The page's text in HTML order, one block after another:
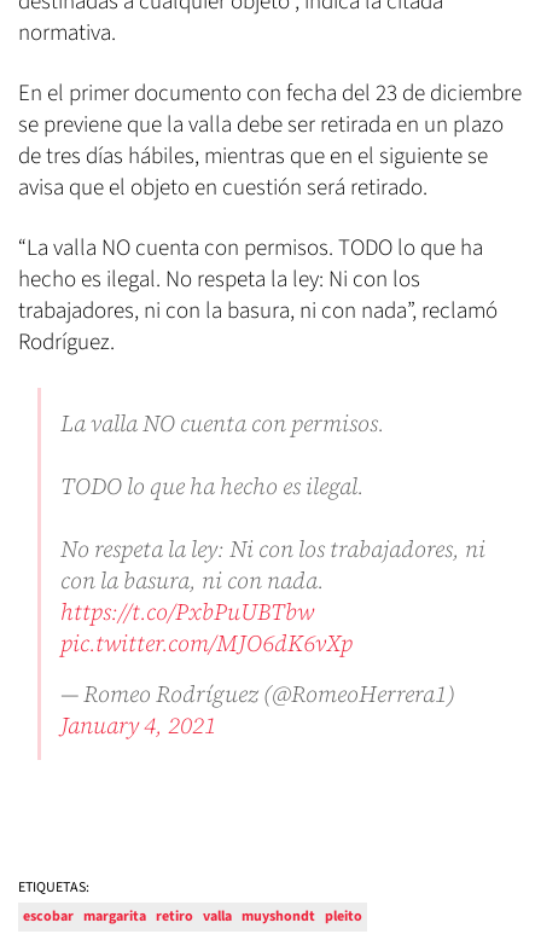
normativa.
En el primer documento con fecha del 23 de diciembre
se previene que la valla debe ser retirada en un plazo
de tres días hábiles, mientras que en el siguiente se
avisa que el objeto en cuestión será retirado.
“La valla NO cuenta con permisos. TODO lo que ha
hecho es ilegal. No respeta la ley: Ni con los
trabajadores, ni con la basura, ni con nada”, reclamó
Rodríguez.
La valla NO cuenta con permisos.
TODO lo que ha hecho es ilegal.
No respeta la ley: Ni con los trabajadores, ni
con la basura, ni con nada.
https://t.co/PxbPuUBTbw
pic.twitter.com/MJO6dK6vXp
— Romeo Rodríguez (@RomeoHerrera1)
January 4, 2021
ETIQUETAS:
escobar margarita retiro valla muyshondt pleito